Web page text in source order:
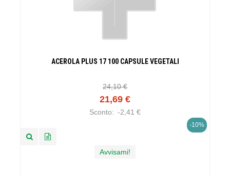
ACEROLA PLUS 17 100 CAPSULE VEGETALI
24,10 €
21,69 €
Sconto: -2,41 €
-10%
Avvisami!